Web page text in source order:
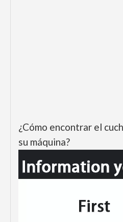
¿Cómo encontrar el
su máquina?